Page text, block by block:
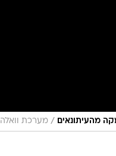
מהעיתונאים / מערכת וואלה